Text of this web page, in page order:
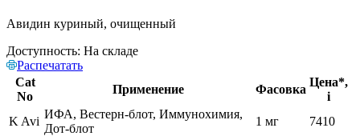
Авидин куриный, очищенный
Доступность: На складе
Распечатать
Cat
No
Применение Фасовка
Цена*,
i
K Avi
ИФА, Вестерн-блот, Иммунохимия,
Дот-блот
1 мг 7410